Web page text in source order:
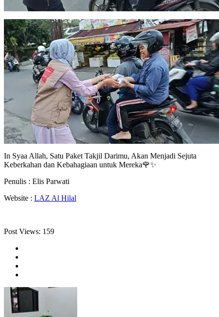
In Syaa Allah, Satu Paket Takjil Darimu, Akan Menjadi Sejuta
Keberkahan dan Kebahagiaan untuk Mereka🌹✨
Penulis : Elis Parwati
Website : LAZ Al Hilal
Post Views: 159